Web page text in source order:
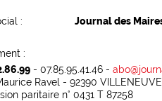
: Journal des
:
- 07.85.95.41.46 -
Ravel - 92390
paritaire n° 0431 T 87258